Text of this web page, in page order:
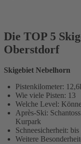
Die TOP 5
Oberstdorf
Skigebiet Nebelhorn
Pistenkilometer:
Wie viele Pisten: 13
Welche Level:
Après-Ski:
Kurpark
Schneesicherheit:
Weitere